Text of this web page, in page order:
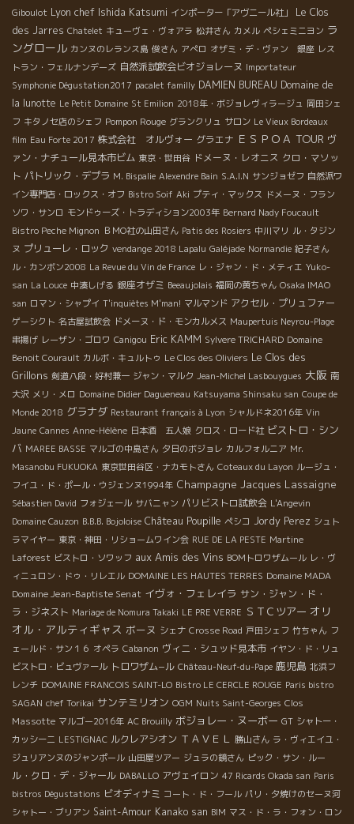
Giboulot Lyon chef Ishida Katsumi インポーター「アヴニール社」
Le Clos
des Jarres Chatelet キューヴェ・ヴォアラ 松井さん カメル ペシェミニヨン ラ
ングロール カンヌのレランス島 俊さん アぺロ オザミ・デ・ヴァン 銀座 レス
トラン・フェルナンデーズ 自然派試飲会ビオジョレーヌ Importateur
Symphonie Dégustation2017 pacalet familly DAMIEN BUREAU Domaine de
la lunotte Le Petit Domaine St Emilion 2018年・ボジョレヴィラージュ 岡田シェ
フ キタノセ店のシェフ Pompon Rouge グランクリュ サロン Le Vieux Bordeaux
film Eau Forte 2017 株式会社 オルヴォー グラエナ ＥＳＰＯＡ TOUR ヴ
ァン・ナチュール見本市ビム 東京・世田谷 ドメーヌ・レオニス クロ・マソッ
ト パトリック・デプラ M. Bispalie Alexendre Bain S.A.I.N サンジョゼフ 自然派ワ
イン専門店・ロックス・オフ Bistro Soif Aki プティ・マックス ドメーヌ・フラン
ソワ・サンロ モンドゥーズ・トラディション2003年 Bernard Nady Foucault
Bistro Peche Mignon ＢＭО社の山田さん Patis des Rosiers 中川マリ ル・タジン
ヌ プリューレ・ロック vendange 2018 Lapalu Galéjade Normandie 紀子さん
ル・カンボン2008 La Revue du Vin de France レ・ジャン・ド・メティエ Yuko-
san La Louce 中湊しげる 銀座オザミ Beeaujolais 福岡の黄ちゃん Osaka IMAO
san ロマン・シャプイ T'inquiètes M'man! マルマンド アクセル・プリュファー
ゲーシクト 名古屋試飲会 ドメーヌ・ド・モンカルメス Maupertuis Neyrou-Plage
串揚げ レーザン・ゴロワ Canigou Eric KAMM Sylvere TRICHARD Domaine
Benoit Courault カルボ・キュルトゥ Le Clos des Oliviers Le Clos des
Grillons 剣道八段・好村兼一 ジャン・マルク Jean-Michel Lasbouygues 大阪 南
大沢 メリ・メロ Domaine Didier Dagueneau Katsuyama Shinsaku san Coupe de
Monde 2018 グラナダ Restaurant français à Lyon シャルドネ2016年 Vin
Jaune Cannes Anne-Hélène 日本酒 五人娘 クロス・ロード社 ビストロ・シン
バ MAREE BASSE マルゴの中島さん 夕日のボジョレ カルフォルニア Mr.
Masanobu FUKUOKA 東京世田谷区・ナカモトさん Coteaux du Layon ルージュ・
フイユ・ド・ポール・ウジェンヌ1994年 Champagne Jacques Lassaigne
Sébastien David フォジェール サバニャン パリビストロ試飲会 L'Angevin
Domaine Cauzon B.B.B. Bojoloise Château Poupille ペシコ Jordy Perez シュト
ラマイヤー 東京・神田・リショームワイン会 RUE DE LA PESTE Martine
Laforest ビストロ・ソワッフ aux Amis des Vins BOMトロワザムール レ・ヴ
ィニュロン・ドゥ・リレエル DOMAINE LES HAUTES TERRES Domaine MADA
Domaine Jean-Baptiste Senat イヴォ・フェレイラ サン・ジャン・ド・
ラ・ジネスト Mariage de Nomura Takaki LE PRE VERRE ＳＴＣツアー オリ
オル・アルティギャス ボーヌ シェナ Crosse Road 戸田シェフ 竹ちゃん フ
ェールド・サン１６ オペラ Cabanon ヴィニ・シュッド見本市 イヤン・ド・リュ
ビストロ・ビュヴァール トロワザム−ル Château-Neuf-du-Pape 鹿児島 北浜フ
レンチ DOMAINE FRANCOIS SAINT-LO Bistro LE CERCLE ROUGE Paris bistro
SAGAN chef Torikai サンテミリオン OGM Nuits Saint-Georges Clos
Massotte マルゴー2016年 AC Brouilly ボジョレー・ヌーボー GT シャトー・
カッシーニ LESTIGNAC ルクレアシオン ＴＡＶＥＬ 勝山さん ラ・ヴィエイユ・
ジュリアンヌのジャンポール 山田屋ツアー ジュラの鏡さん ピック・サン・ルー
ル・クロ・デ・ジャール DABALLO アヴェイロン 47 Ricards Okada san Paris
bistros Dégustations ビオディナミ コート・ド・フール パリ・夕焼けのセーヌ河
シャトー・ブリアン Saint-Amour Kanako san BIM マス・ド・ラ・フォン・ロン